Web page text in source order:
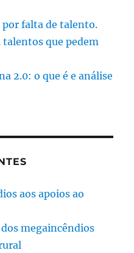
falta de talento.
que pedem
2.0: o que é e análise
aos apoios ao
dos megaincêndios